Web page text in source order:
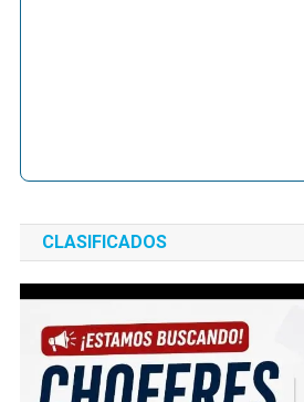
CLASIFICADOS